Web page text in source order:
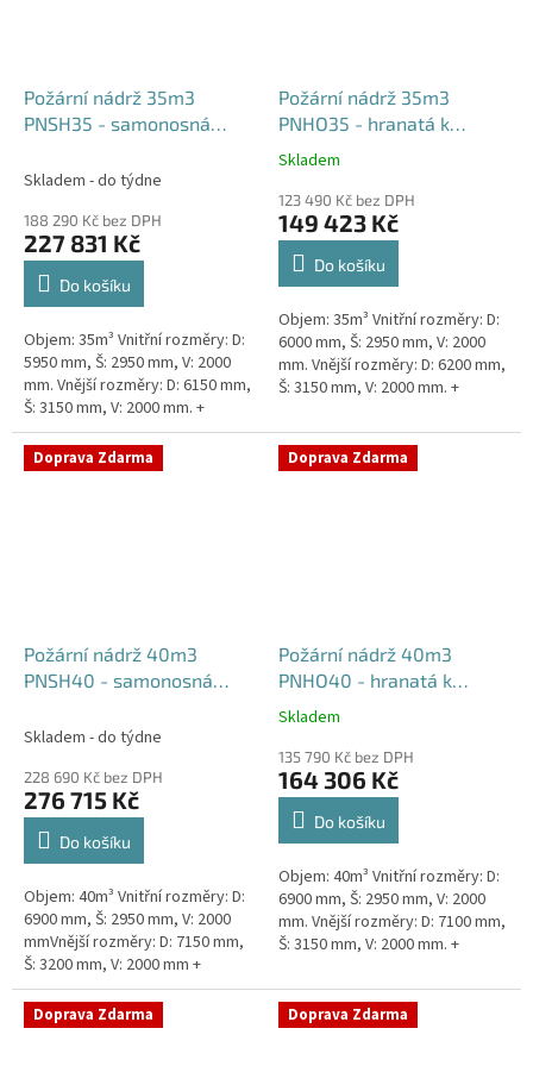
Požární nádrž 35m3
PNSH35 - samonosná
Skladem - do týdne
188 290 Kč bez DPH
227 831 Kč
Do košíku
Objem: 35m³ Vnitřní rozměry: D:
5950 mm, Š: 2950 mm, V: 2000
mm. Vnější rozměry: D: 6150 mm,
Š: 3150 mm, V: 2000 mm. +
komínek. Běžná doba dodání 2-3
týdny od objednávky....
Požární nádrž 35m3
PNHO35 - hranatá k
obetonování
Průměrné
produktu
je
5,0
hvězdiček.
Skladem
123 490 Kč bez DPH
149 423 Kč
Do košíku
Objem: 35m³ Vnitřní rozměry: D:
6000 mm, Š: 2950 mm, V: 2000
mm. Vnější rozměry: D: 6200 mm,
Š: 3150 mm, V: 2000 mm. +
týdny od objednávky....
Doprava Zdarma
Požární nádrž 40m3
PNSH40 - samonosná
Skladem - do týdne
228 690 Kč bez DPH
276 715 Kč
Do košíku
Objem: 40m³ Vnitřní rozměry: D:
6900 mm, Š: 2950 mm, V: 2000
mmVnější rozměry: D: 7150 mm,
Š: 3200 mm, V: 2000 mm +
komínek Běžná doba dodání 2-3
týdny od objednávky. Rozměry...
Doprava Zdarma
Požární nádrž 40m3
PNHO40 - hranatá k
obetonování
Průměrné
produktu
je
5,0
hvězdiček.
Skladem
135 790 Kč bez DPH
164 306 Kč
Do košíku
Objem: 40m³ Vnitřní rozměry: D:
6900 mm, Š: 2950 mm, V: 2000
mm. Vnější rozměry: D: 7100 mm,
Š: 3150 mm, V: 2000 mm. +
týdny od objednávky....
Doprava Zdarma Doprava Zdarma